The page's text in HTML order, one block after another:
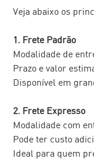
Veja abaixo os
1. Frete Padrão
Modalidade de
Prazo e valor
Disponível em
2. Frete Expresso
Modalidade com
Pode ter custo
Ideal para quem